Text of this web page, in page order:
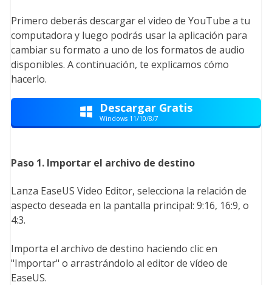
Primero deberás descargar el video de YouTube a tu
computadora y luego podrás usar la aplicación para
cambiar su formato a uno de los formatos de audio
disponibles. A continuación, te explicamos cómo
hacerlo.
 Descargar Gratis
Windows 11/10/8/7
Paso 1. Importar el archivo de destino
Lanza EaseUS Video Editor, selecciona la relación de
aspecto deseada en la pantalla principal: 9:16, 16:9, o
4:3.
Importa el archivo de destino haciendo clic en
"Importar" o arrastrándolo al editor de vídeo de
EaseUS.